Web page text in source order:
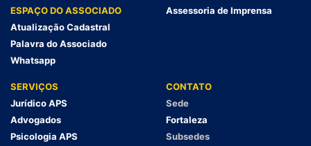
ESPAÇO DO ASSOCIADO
Atualização Cadastral
Palavra do Associado
Whatsapp
Assessoria de Imprensa
SERVIÇOS
Jurídico APS
Advogados
Psicologia APS
CONTATO
Sede
Fortaleza
Subsedes